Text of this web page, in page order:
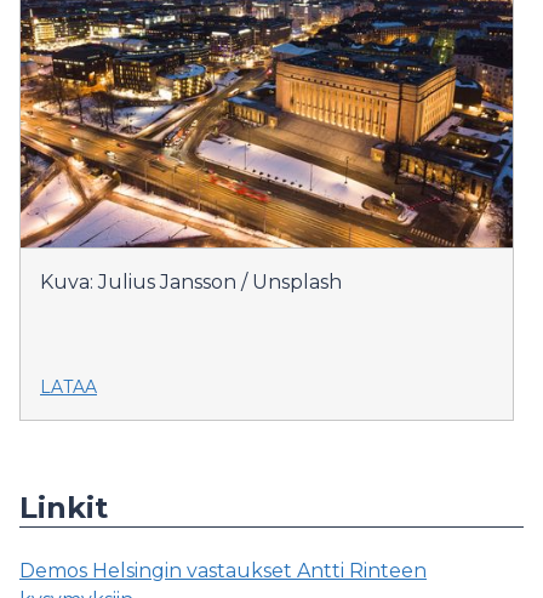
Kuva: Julius Jansson / Unsplash
LATAA
Linkit
Demos Helsingin vastaukset Antti Rinteen